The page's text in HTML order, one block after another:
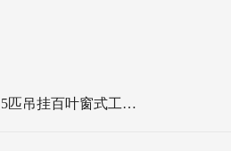
5匹吊挂百叶窗式工…